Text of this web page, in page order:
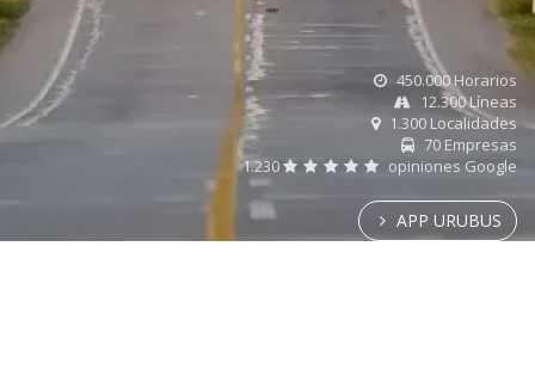
450.000 Horarios
12.300 Líneas
1.300 Localidades
70 Empresas
1.230
opiniones Google
APP URUBUS